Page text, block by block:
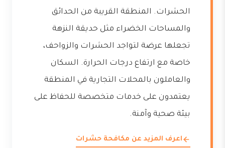
الحشرات. المنطقة القريبة من الحدائق
والمساحات الخضراء مثل حديقة النزهة
تجعلها عرضة لتواجد الحشرات والزواحف،
خاصة مع ارتفاع درجات الحرارة. السكان
والعاملون بالمحلات التجارية في المنطقة
يعتمدون على خدمات متخصصة للحفاظ على
بيئة صحية وآمنة.
اعرف المزيد عن مكافحة حشرات